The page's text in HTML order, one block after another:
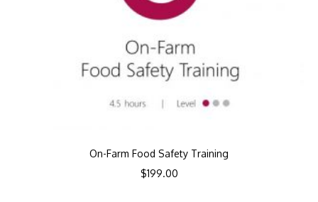
On-Farm Food Safety Training
$199.00